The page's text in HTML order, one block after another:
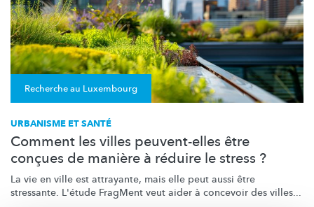
Recherche au Luxembourg
URBANISME ET SANTÉ
Comment les villes peuvent-elles être
conçues de manière à réduire le stress ?
La vie en ville est attrayante, mais elle peut aussi être
stressante. L'étude FragMent veut aider à concevoir des villes...